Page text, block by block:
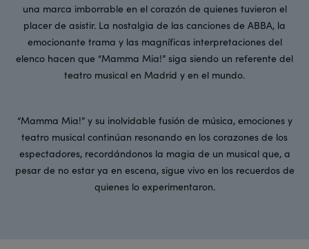
una marca imborrable en el corazón de quienes tuvieron el
placer de asistir. La nostalgia de las canciones de ABBA, la
emocionante trama y las magníficas interpretaciones del
elenco hacen que “Mamma Mia!” siga siendo un referente del
teatro musical en Madrid y en el mundo.
“Mamma Mia!” y su inolvidable fusión de música, emociones y
teatro musical continúan resonando en los corazones de los
espectadores, recordándonos la magia de un musical que, a
pesar de no estar ya en escena, sigue vivo en los recuerdos de
quienes lo experimentaron.